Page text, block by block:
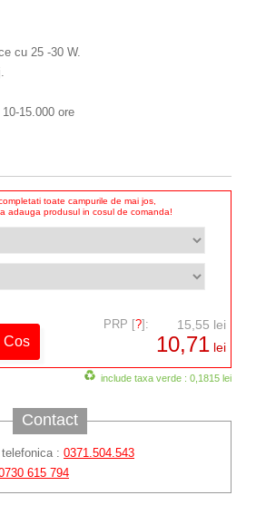
cu 25 -30 W.
15.000 ore
toate campurile de mai jos,
adauga produsul in cosul de comanda!
PRP [?]: 15,55 lei
10,71 lei
include taxa verde : 0,1815 lei
Contact
: 0371.504.543
615 794